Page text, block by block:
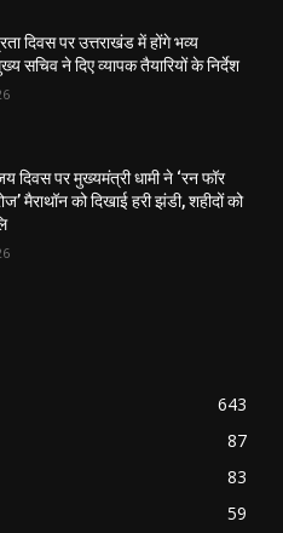
दिवस पर उत्तराखंड में होंगे भव्य
सचिव ने दिए व्यापक तैयारियों के निर्देश
दिवस पर मुख्यमंत्री धामी ने ‘रन फॉर
मैराथॉन को दिखाई हरी झंडी, शहीदों को
643
87
83
59